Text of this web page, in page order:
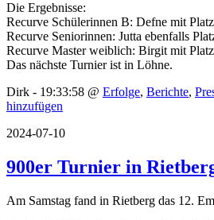
Die Ergebnisse:
Recurve Schülerinnen B: Defne mit Platz
Recurve Seniorinnen: Jutta ebenfalls
Recurve Master weiblich: Birgit mit
Das nächste Turnier ist in Löhne.
Dirk - 19:33:58 @ Erfolge, Berichte,
hinzufügen
2024-07-10
900er Turnier in
Am Samstag fand in Rietberg das 12.